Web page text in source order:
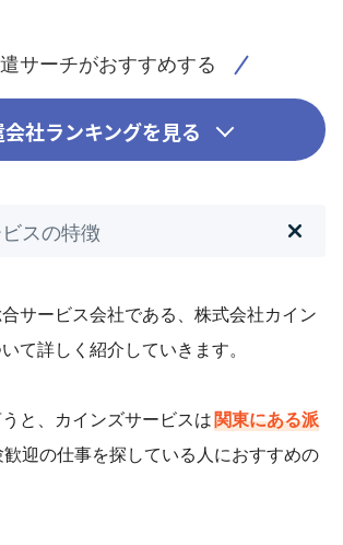
サーチがおすすめする
社ランキングを見る
スの特徴
サービス会社である、株式会社カイン
て詳しく紹介していきます。
と、カインズサービスは関東にある派
歓迎の仕事を探している人におすすめの